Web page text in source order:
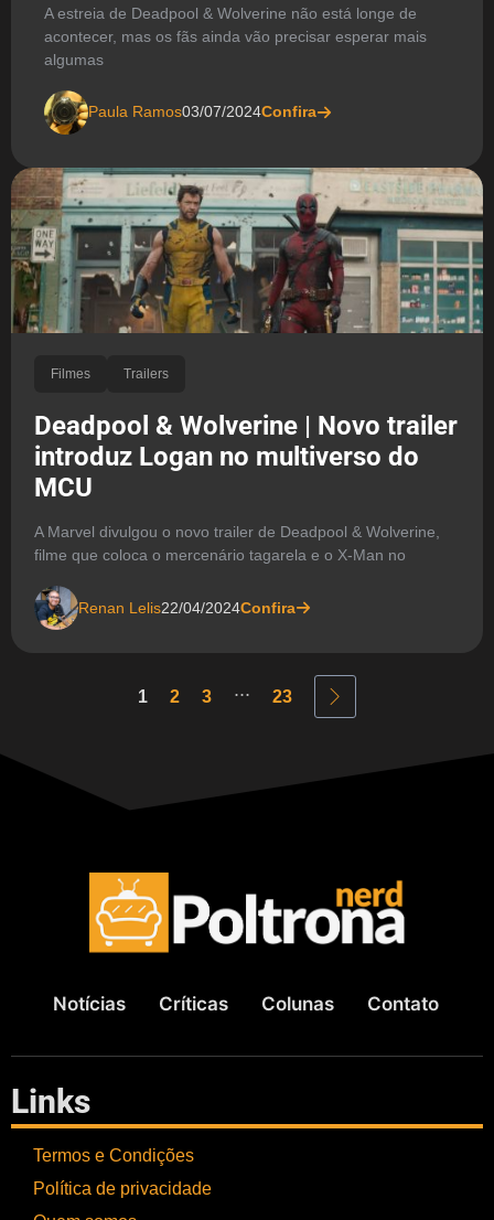
A estreia de Deadpool & Wolverine não está longe de
acontecer, mas os fãs ainda vão precisar esperar mais
algumas
Paula Ramos03/07/2024Confira
Filmes Trailers
Deadpool & Wolverine | Novo trailer
introduz Logan no multiverso do
MCU
A Marvel divulgou o novo trailer de Deadpool & Wolverine,
filme que coloca o mercenário tagarela e o X-Man no
Renan Lelis22/04/2024Confira
1 2 3 ... 23
Notícias Críticas Colunas Contato
Links
Termos e Condições
Política de privacidade